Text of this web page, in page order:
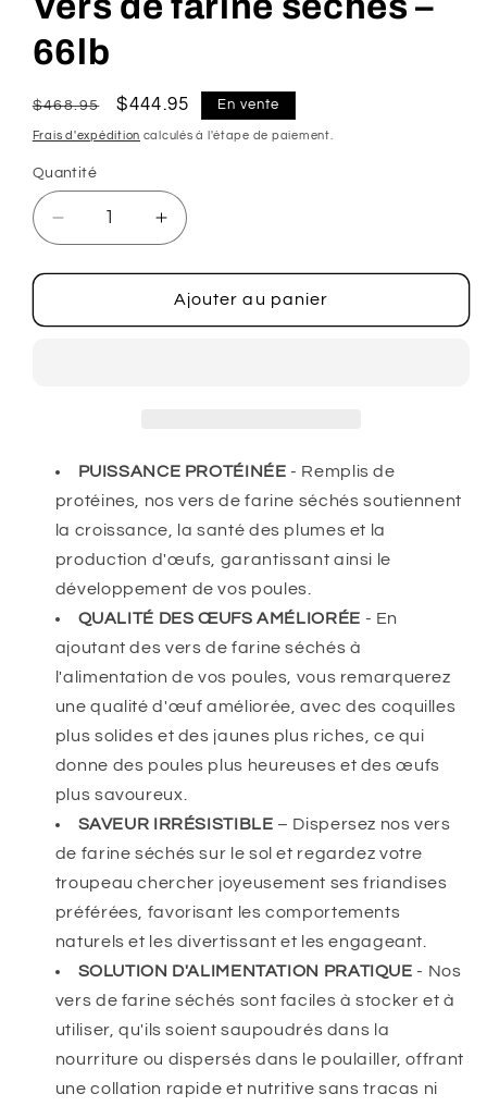
66lb
Prix
habituel
$468.95
Prix
promotionnel
$444.95 En vente
Frais d'expédition calculés à l'étape de paiement.
Quantité
Réduire
la
quantité
Vers
Augmenter
la
quantité
de
Vers
Ajouter au panier
PUISSANCE PROTÉINÉE - Remplis de
protéines, nos vers de farine séchés soutiennent
la croissance, la santé des plumes et la
production d'œufs, garantissant ainsi le
développement de vos poules.
QUALITÉ DES ŒUFS AMÉLIORÉE - En
ajoutant des vers de farine séchés à
l'alimentation de vos poules, vous remarquerez
une qualité d'œuf améliorée, avec des coquilles
plus solides et des jaunes plus riches, ce qui
donne des poules plus heureuses et des œufs
plus savoureux.
SAVEUR IRRÉSISTIBLE – Dispersez nos vers
de farine séchés sur le sol et regardez votre
troupeau chercher joyeusement ses friandises
préférées, favorisant les comportements
naturels et les divertissant et les engageant.
SOLUTION D'ALIMENTATION PRATIQUE - Nos
vers de farine séchés sont faciles à stocker et à
utiliser, qu'ils soient saupoudrés dans la
nourriture ou dispersés dans le poulailler, offrant
une collation rapide et nutritive sans tracas ni